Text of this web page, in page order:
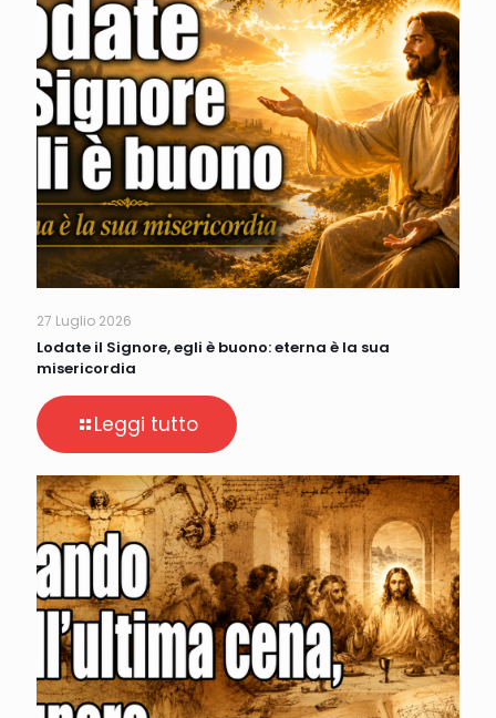
27 Luglio 2026
Lodate il Signore, egli è buono: eterna è la sua
misericordia
Leggi tutto